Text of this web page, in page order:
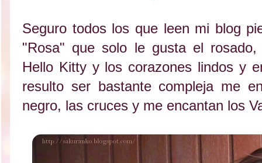
Seguro todos los que leen mi blog
"Rosa" que solo le gusta el
Hello Kitty y los corazones lindos y
resulto ser bastante compleja me
negro, las cruces y me encantan los